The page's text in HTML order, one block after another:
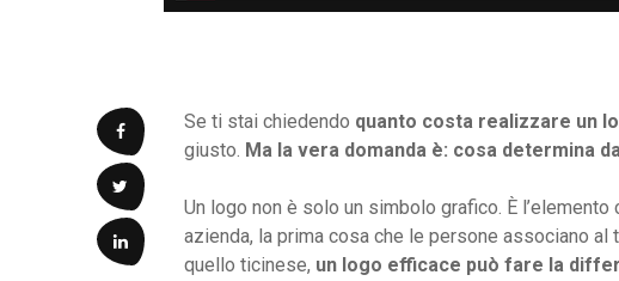
Se ti stai chiedendo quanto costa realizzare un
giusto. Ma la vera domanda è: cosa determina
Un logo non è solo un simbolo grafico. È
azienda, la prima cosa che le persone associano
quello ticinese, un logo efficace può fare la